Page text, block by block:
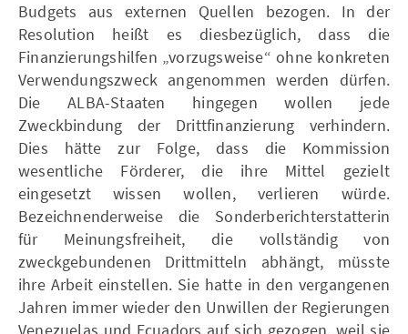
Budgets aus externen Quellen bezogen. In der
Resolution heißt es diesbezüglich, dass die
Finanzierungshilfen „vorzugsweise“ ohne konkreten
Verwendungszweck angenommen werden dürfen.
Die ALBA-Staaten hingegen wollen jede
Zweckbindung der Drittfinanzierung verhindern.
Dies hätte zur Folge, dass die Kommission
wesentliche Förderer, die ihre Mittel gezielt
eingesetzt wissen wollen, verlieren würde.
Bezeichnenderweise die Sonderberichterstatterin
für Meinungsfreiheit, die vollständig von
zweckgebundenen Drittmitteln abhängt, müsste
ihre Arbeit einstellen. Sie hatte in den vergangenen
Jahren immer wieder den Unwillen der Regierungen